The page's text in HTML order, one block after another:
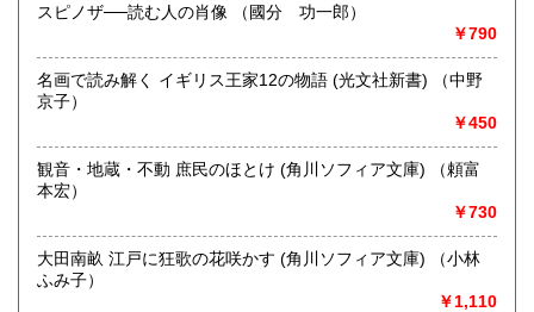
スピノザ──読む人の肖像 （國分 功一郎）
￥790
名画で読み解く イギリス王家12の物語 (光文社新書) （中野
京子）
￥450
観音・地蔵・不動 庶民のほとけ (角川ソフィア文庫) （頼富
本宏）
￥730
大田南畝 江戸に狂歌の花咲かす (角川ソフィア文庫) （小林
ふみ子）
￥1,110